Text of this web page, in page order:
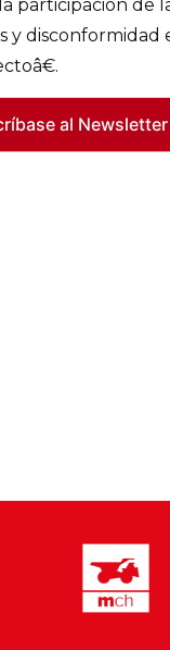
participación de
y disconformidad
al